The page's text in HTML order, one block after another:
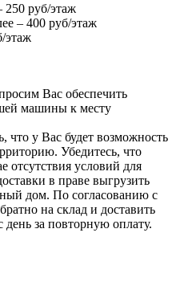
250 руб/этаж
– 400 руб/этаж
этаж
Вас обеспечить
машины к месту
что у Вас будет возможность
Убедитесь, что
отсутствия условий для
в праве выгрузить
дом. По согласованию с
на склад и доставить
за повторную оплату.